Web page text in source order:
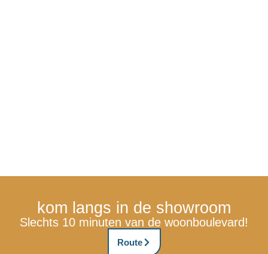
kom langs in de showroom
Slechts 10 minuten van de woonboulevard!
Route